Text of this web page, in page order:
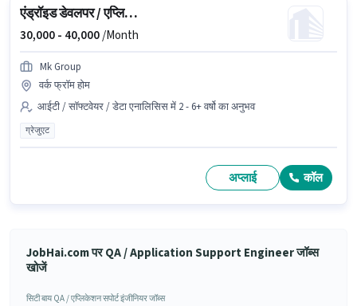
एंड्रॉइड डेवलपर / एप्लिकेशन डेवलपर
30,000 - 40,000/Month
Mk Group
वर्क फ्रॉम होम
आईटी / सॉफ्टवेयर / डेटा एनालिसिस में 2 - 6+ वर्षो का अनुभव
ग्रेजुएट
अप्लाई कॉल
JobHai.com पर QA / Application Support Engineer जॉब्स
खोजें
सिटी बाय QA / एप्लिकेशन सपोर्ट इंजीनियर जॉब्स